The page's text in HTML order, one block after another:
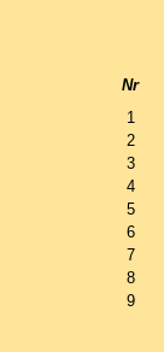
Nr
1
2
3
4
5
6
7
8
9